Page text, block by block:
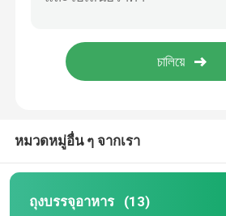
หมวดหมู่อื่น ๆ จากเรา
ถุงบรรจุอาหาร (13)